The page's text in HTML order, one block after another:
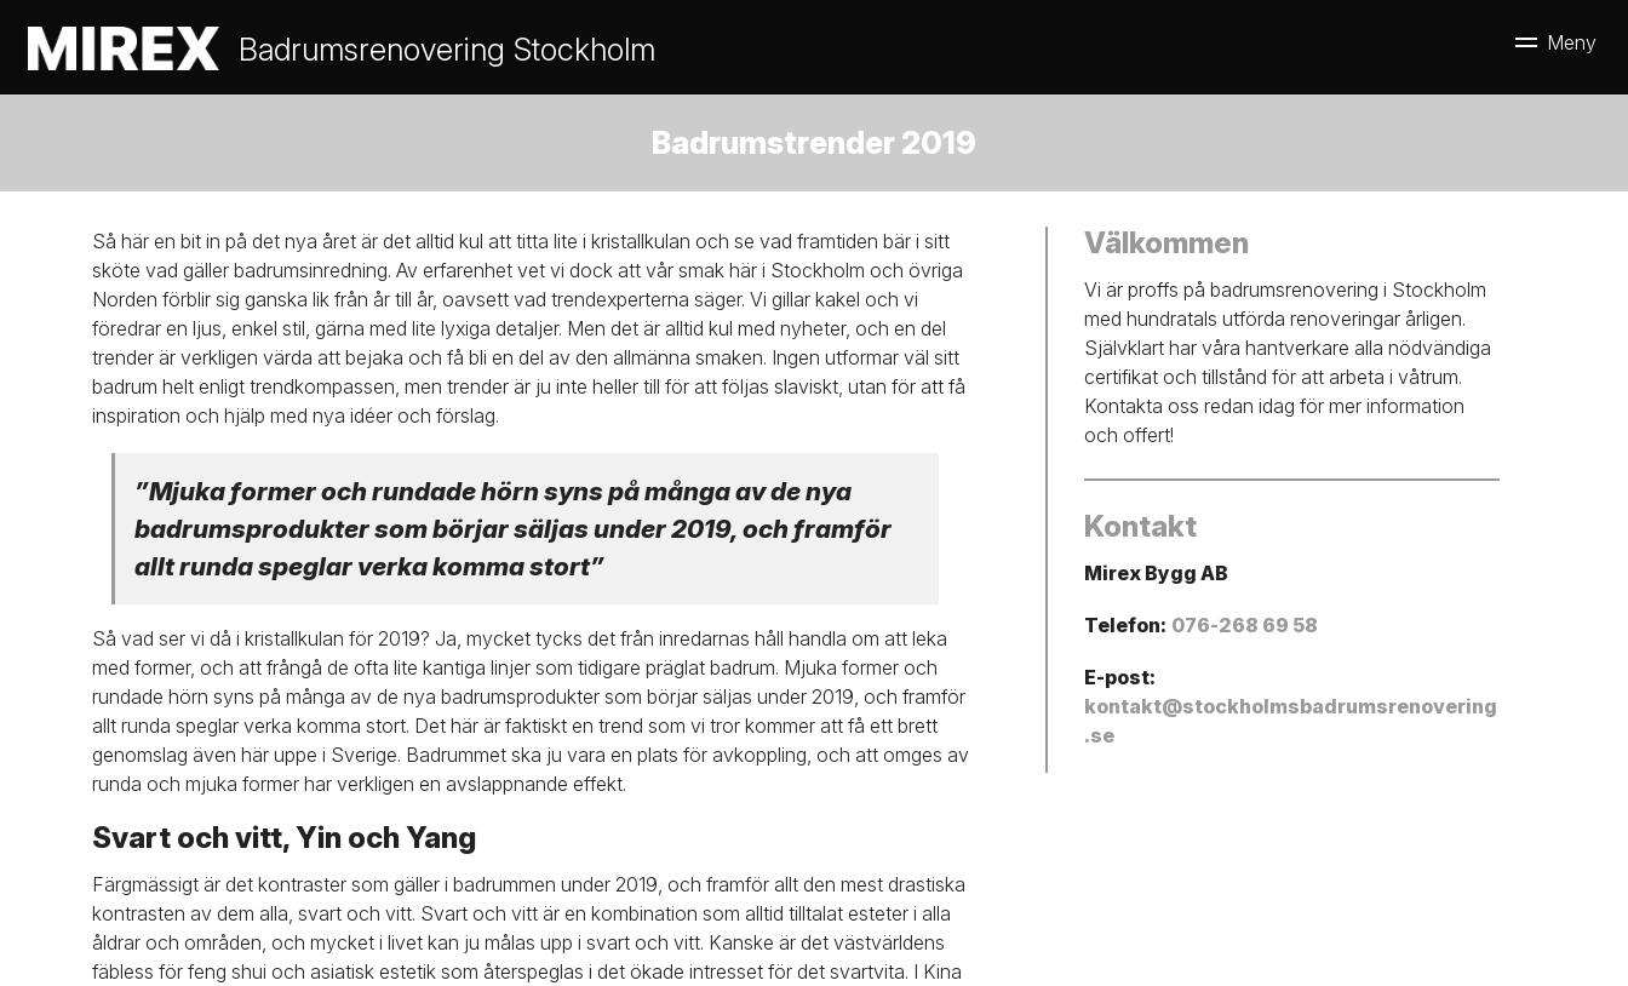
Badrumsrenovering Stockholm
Badrumstrender 2019
Så här en bit in på det nya året är det alltid kul att titta lite i kristallkulan och se vad framtiden bär i sitt
sköte vad gäller badrumsinredning. Av erfarenhet vet vi dock att vår smak här i Stockholm och övriga
Norden förblir sig ganska lik från år till år, oavsett vad trendexperterna säger. Vi gillar kakel och vi
föredrar en ljus, enkel stil, gärna med lite lyxiga detaljer. Men det är alltid kul med nyheter, och en del
trender är verkligen värda att bejaka och få bli en del av den allmänna smaken. Ingen utformar väl sitt
badrum helt enligt trendkompassen, men trender är ju inte heller till för att följas slaviskt, utan för att få
inspiration och hjälp med nya idéer och förslag.
”Mjuka former och rundade hörn syns på många av de nya
badrumsprodukter som börjar säljas under 2019, och framför
allt runda speglar verka komma stort”
Så vad ser vi då i kristallkulan för 2019? Ja, mycket tycks det från inredarnas håll handla om att leka
med former, och att frångå de ofta lite kantiga linjer som tidigare präglat badrum. Mjuka former och
rundade hörn syns på många av de nya badrumsprodukter som börjar säljas under 2019, och framför
allt runda speglar verka komma stort. Det här är faktiskt en trend som vi tror kommer att få ett brett
genomslag även här uppe i Sverige. Badrummet ska ju vara en plats för avkoppling, och att omges av
runda och mjuka former har verkligen en avslappnande effekt.
Svart och vitt, Yin och Yang
Färgmässigt är det kontraster som gäller i badrummen under 2019, och framför allt den mest drastiska
kontrasten av dem alla, svart och vitt. Svart och vitt är en kombination som alltid tilltalat esteter i alla
åldrar och områden, och mycket i livet kan ju målas upp i svart och vitt. Kanske är det västvärldens
fäbless för feng shui och asiatisk estetik som återspeglas i det ökade intresset för det svartvita. I Kina
Välkommen
Vi är proffs på badrumsrenovering i Stockholm
med hundratals utförda renoveringar årligen.
Självklart har våra hantverkare alla nödvändiga
certifikat och tillstånd för att arbeta i våtrum.
Kontakta oss redan idag för mer information
och offert!
Kontakt
Mirex Bygg AB
Telefon: 076-268 69 58
E-post:
kontakt@stockholmsbadrumsrenovering
.se